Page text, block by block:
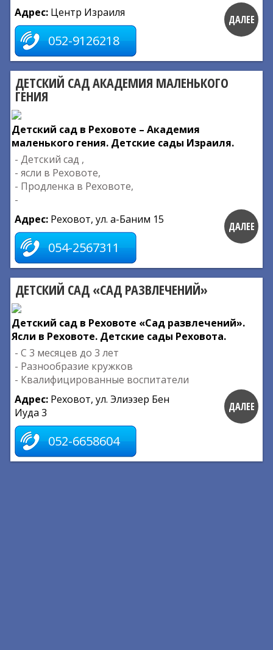
Адрес: Центр Израиля
052-9126218
ДАЛЕЕ
ДЕТСКИЙ САД АКАДЕМИЯ МАЛЕНЬКОГО
ГЕНИЯ
Детский сад в Реховоте – Академия
маленького гения. Детские сады Израиля.
- Детский сад ,
- ясли в Реховоте,
- Продленка в Реховоте,
-
Адрес: Реховот, ул. а-Баним 15
054-2567311
ДАЛЕЕ
ДЕТСКИЙ САД «САД РАЗВЛЕЧЕНИЙ»
Детский сад в Реховоте «Сад развлечений».
Ясли в Реховоте. Детские сады Реховота.
- С 3 месяцев до 3 лет
- Разнообразие кружков
- Квалифицированные воспитатели
Адрес: Реховот, ул. Элиэзер Бен
Иуда 3
052-6658604
ДАЛЕЕ